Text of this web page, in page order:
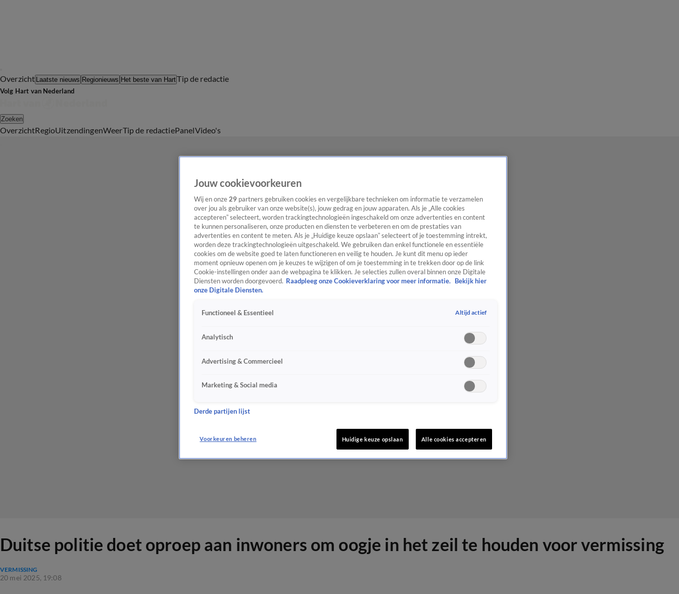
Overzicht Laatste nieuws Regionieuws Het beste van HartTip de redactie
Volg Hart van Nederland
Zoeken
OverzichtRegioUitzendingenWeerTip de redactiePanelVideo's
Duitse politie doet oproep aan inwoners om oogje in het zeil te houden voor vermissing
VERMISSING
20 mei 2025, 19:08
Jouw cookievoorkeuren
Wij en onze 29 partners gebruiken cookies en vergelijkbare technieken om informatie te verzamelen
over jou als gebruiker van onze website(s), jouw gedrag en jouw apparaten. Als je „Alle cookies
accepteren” selecteert, worden trackingtechnologieën ingeschakeld om onze advertenties en content
te kunnen personaliseren, onze producten en diensten te verbeteren en om de prestaties van
advertenties en content te meten. Als je „Huidige keuze opslaan” selecteert of je toestemming intrekt,
worden deze trackingtechnologieën uitgeschakeld. We gebruiken dan enkel functionele en essentiële
cookies om de website goed te laten functioneren en veilig te houden. Je kunt dit menu op ieder
moment opnieuw openen om je keuzes te wijzigen of om je toestemming in te trekken door op de link
Cookie-instellingen onder aan de webpagina te klikken. Je selecties zullen overal binnen onze Digitale
Diensten worden doorgevoerd. Raadpleeg onze Cookieverklaring voor meer informatie.
Bekijk hier
onze Digitale Diensten.
Functioneel & Essentieel Altijd actief
Analytisch
Advertising & Commercieel
Marketing & Social media
Derde partijen lijst
Voorkeuren beheren Huidige keuze opslaan Alle cookies accepteren